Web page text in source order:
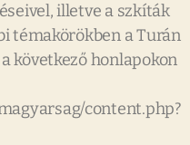
illetve a szkíták
témakörökben a Turán
következő honlapokon
content.php?